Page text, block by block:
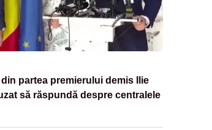
partea premierului demis Ilie
să răspundă despre centralele